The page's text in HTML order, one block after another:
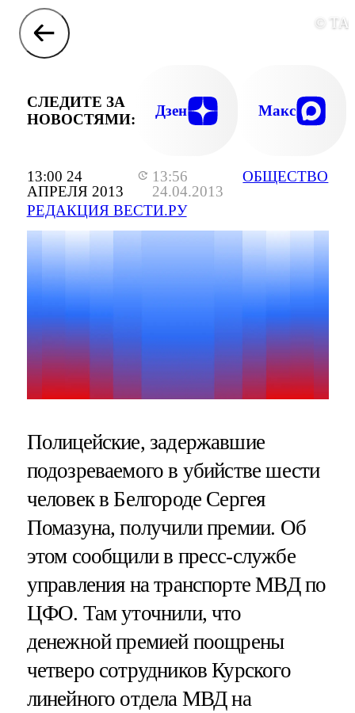
13:00 24
АПРЕЛЯ 2013
13:56
24.04.2013
РЕДАКЦИЯ ВЕСТИ.РУ
ОБЩЕСТВО
©
СЛЕДИТЕ ЗА
НОВОСТЯМИ:
Дзен Макс
Полицейские, задержавшие
подозреваемого в убийстве шести
человек в Белгороде Сергея
Помазуна, получили премии. Об
этом сообщили в пресс-службе
управления на транспорте МВД по
ЦФО. Там уточнили, что
денежной премией поощрены
четверо сотрудников Курского
линейного отдела МВД на